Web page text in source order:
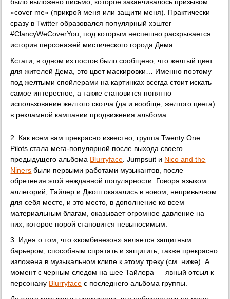
«cover me» (прикрой меня или защити меня). Практически
сразу в Twitter образовался популярный хэштег
#ClancyWeCoverYou, под которым неспешно раскрывается
история персонажей мистического города Дема.
Кстати, в одном из постов было сообщено, что желтый цвет
для жителей Дема, это цвет маскировки… Именно поэтому
под желтыми спойлерами на картинках всегда стоит искать
самое интересное, а также становится понятно
использование желтого скотча (да и вообще, желтого цвета)
в рекламной кампании продвижения альбома.
2. Как всем вам прекрасно известно, группа Twenty One
Pilots стала мега-популярной после выхода своего
предыдущего альбома Blurryface . Jumpsuit и Nico and the
Niners были первыми работами музыкантов, после
обретения этой нежданной популярности. Говоря языком
аллегорий, Тайлер и Джош оказались в новом, непривычном
для себя месте, и это место, в дополнение ко всем
материальным благам, оказывает огромное давление на
них, которое порой становится невыносимым.
3. Идея о том, что «комбинезон» является защитным
барьером, способным спрятать и защитить, также прекрасно
изложена в музыкальном клипе к этому треку (см. ниже). А
момент с черным следом на шее Тайлера — явный отсыл к
персонажу Blurryface с последнего альбома группы.